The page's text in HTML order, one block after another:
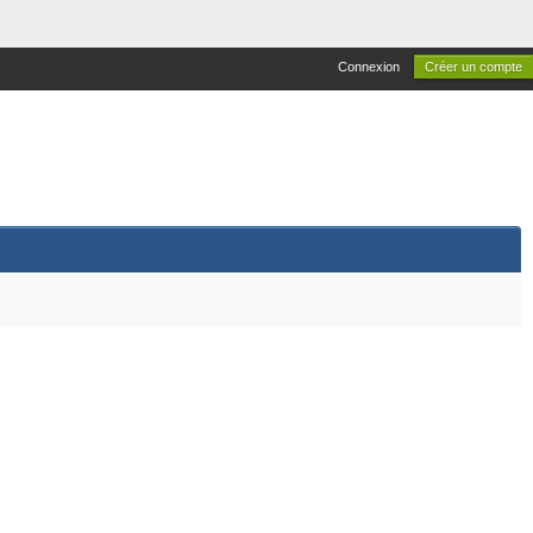
Connexion Créer un compte